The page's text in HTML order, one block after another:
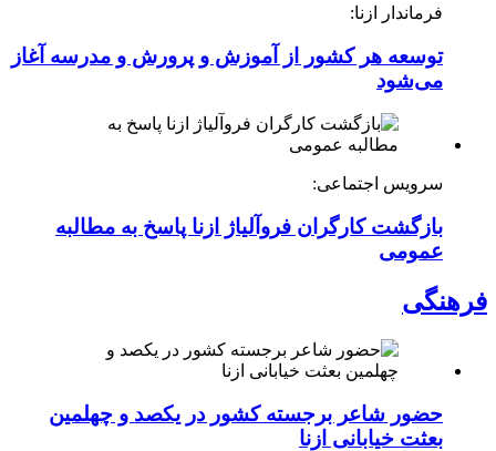
فرماندار ازنا:
توسعه هر کشور از آموزش و پرورش و مدرسه آغاز
می‌شود
سرویس اجتماعی:
بازگشت کارگران فروآلیاژ ازنا پاسخ به مطالبه
عمومی
فرهنگی
حضور شاعر برجسته کشور در یکصد و چهلمین
بعثت خیابانی ازنا